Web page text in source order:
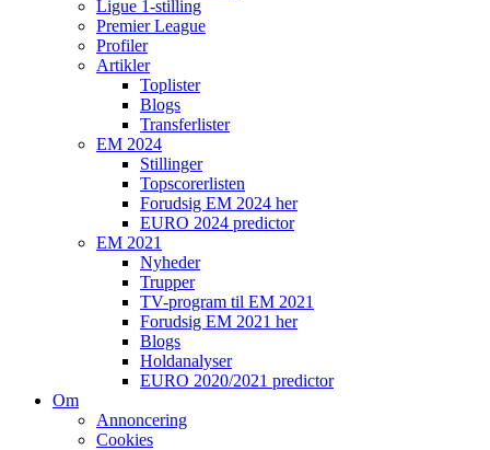
Ligue 1-stilling
Premier League
Profiler
Artikler
Toplister
Blogs
Transferlister
EM 2024
Stillinger
Topscorerlisten
Forudsig EM 2024 her
EURO 2024 predictor
EM 2021
Nyheder
Trupper
TV-program til EM 2021
Forudsig EM 2021 her
Blogs
Holdanalyser
EURO 2020/2021 predictor
Om
Annoncering
Cookies